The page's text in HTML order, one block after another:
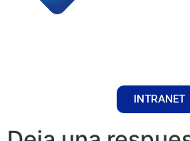
INTRANET